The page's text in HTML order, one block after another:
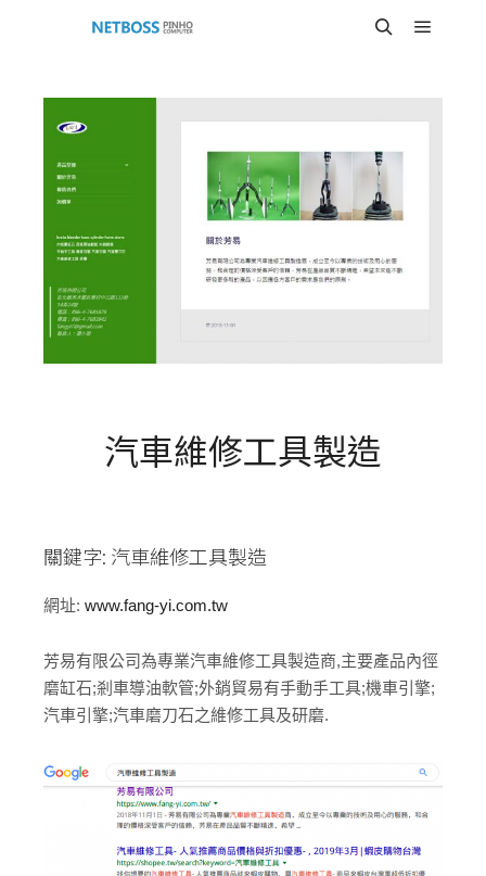
汽車維修工具製造
關鍵字: 汽車維修工具製造
網址: www.fang-yi.com.tw
芳易有限公司為專業汽車維修工具製造商,主要產品內徑
磨缸石;剎車導油軟管;外銷貿易有手動手工具;機車引擎;
汽車引擎;汽車磨刀石之維修工具及研磨.